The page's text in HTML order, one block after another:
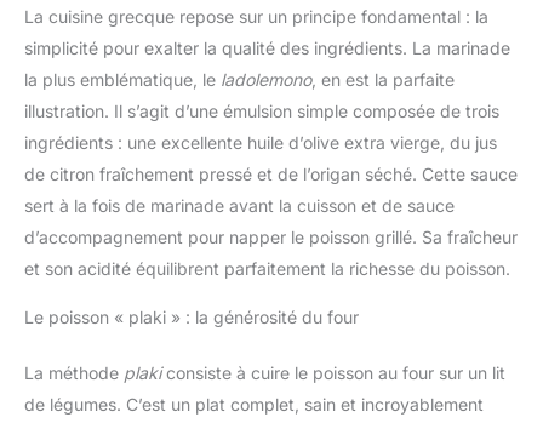
La cuisine grecque repose sur un principe fondamental : la
simplicité pour exalter la qualité des ingrédients. La marinade
la plus emblématique, le ladolemono, en est la parfaite
illustration. Il s’agit d’une émulsion simple composée de trois
ingrédients : une excellente huile d’olive extra vierge, du jus
de citron fraîchement pressé et de l’origan séché. Cette sauce
sert à la fois de marinade avant la cuisson et de sauce
d’accompagnement pour napper le poisson grillé. Sa fraîcheur
et son acidité équilibrent parfaitement la richesse du poisson.
Le poisson « plaki » : la générosité du four
La méthode plakiconsiste à cuire le poisson au four sur un lit
de légumes. C’est un plat complet, sain et incroyablement